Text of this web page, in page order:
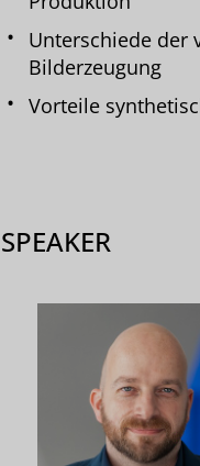
Unterschiede der
Bilderzeugung
Vorteile
SPEAKER